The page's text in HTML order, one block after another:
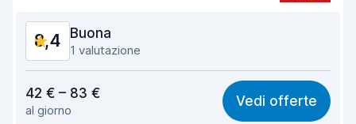
8,4 Buona
1 valutazione
7,8
Facile da trovare 8,2
42 € – 83 €
al giorno
Vedi offerte